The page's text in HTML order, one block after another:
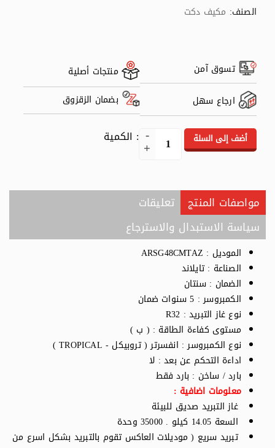
الصنف: مكيف دكت
تسوق آمن
منتجات أصلية
ارجاع سهل
بضمان الزقزوق
: الكمية أضف إلى السلة
مواصفات المنتج
تعليقات
سياسة الاستبدال والاسترجاع
الموديل : ARSG48CMTAZ
الصناعة : تايلاند
الضمان : سنتان
الكمبروسر : 5 سنوات ضمان
نوع غاز التبريد : R32
مستوى كفاءة الطاقة : ( ب )
نوع الكمبروسر : انفسرتر ( تروبيكل - TROPICAL )
اداءة التحكم عن بعد : لا
بارد / ساخن : بارد فقط
معلومات اضافية :
غاز التبريد صديق للبيئة
السعة 14.05 كيلو . 35000 وحدة
تبريد سريع ( موديلات العاكس تقوم بالتبريد بشكل اسرع من